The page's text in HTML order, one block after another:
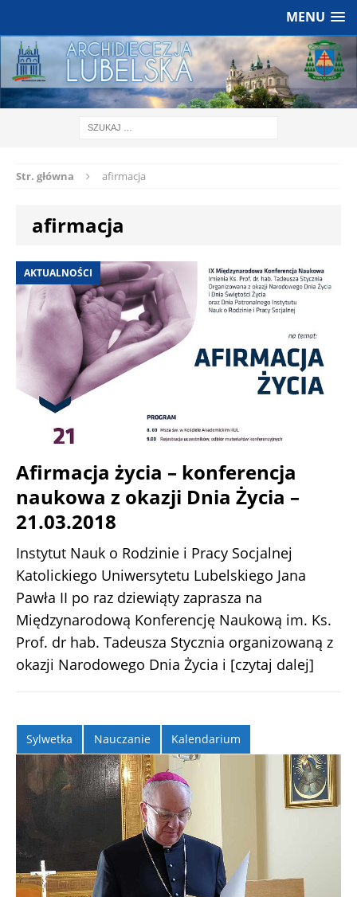
MENU
Str. główna afirmacja
afirmacja
AKTUALNOŚCI
Afirmacja życia – konferencja
naukowa z okazji Dnia Życia –
21.03.2018
Instytut Nauk o Rodzinie i Pracy Socjalnej
Katolickiego Uniwersytetu Lubelskiego Jana
Pawła II po raz dziewiąty zaprasza na
Międzynarodową Konferencję Naukową im. Ks.
Prof. dr hab. Tadeusza Stycznia organizowaną z
okazji Narodowego Dnia Życia i [czytaj dalej]
Sylwetka Nauczanie Kalendarium